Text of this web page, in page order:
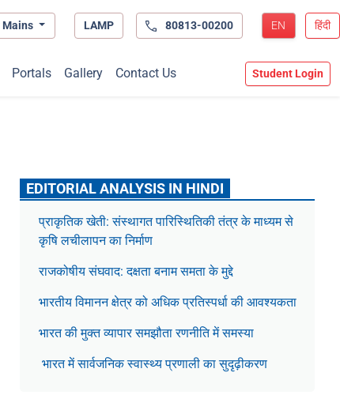
Mains LAMP 80813-00200 EN हिंदी
Portals Gallery Contact Us Student Login
EDITORIAL ANALYSIS IN HINDI
प्राकृतिक खेती: संस्थागत पारिस्थितिकी तंत्र के माध्यम से
कृषि लचीलापन का निर्माण
राजकोषीय संघवाद: दक्षता बनाम समता के मुद्दे
भारतीय विमानन क्षेत्र को अधिक प्रतिस्पर्धा की आवश्यकता
भारत की मुक्त व्यापार समझौता रणनीति में समस्या
भारत में सार्वजनिक स्वास्थ्य प्रणाली का सुदृढ़ीकरण